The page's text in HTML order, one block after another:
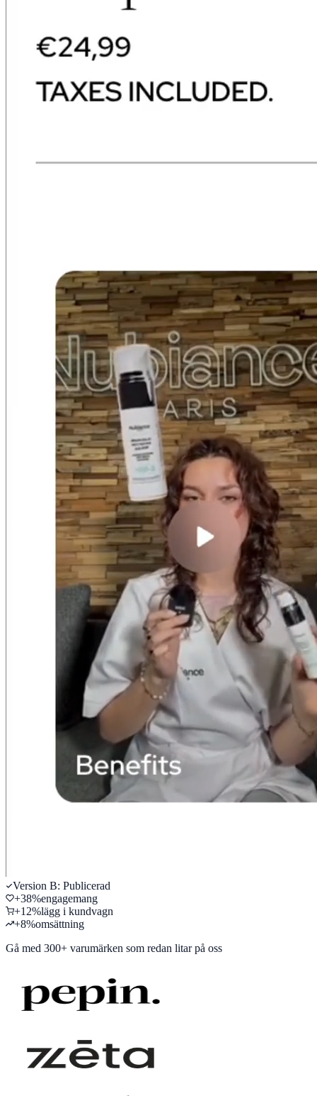
Version B: Publicerad
+38%engagemang
+12%lägg i kundvagn
+8%omsättning
Gå med 300+ varumärken som redan litar på oss